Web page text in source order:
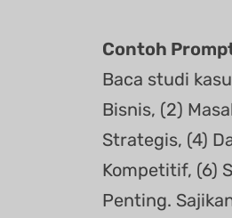
Contoh
Baca studi
Bisnis, (2)
Strategis, (4)
Kompetitif, (6)
Penting.